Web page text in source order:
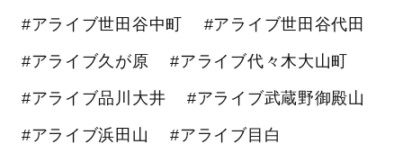
#アライブ世田谷中町 #アライブ世田谷代田
#アライブ久が原 #アライブ代々木大山町
#アライブ品川大井 #アライブ武蔵野御殿山
#アライブ浜田山 #アライブ目白